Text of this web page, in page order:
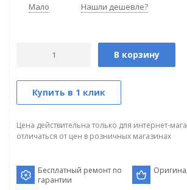
Мало Нашли дешевле?
В корзину
Купить в 1 клик
Цена действительна только для интернет-
отличаться от цен в розничных магазинах
Бесплатный ремонт по
гарантии